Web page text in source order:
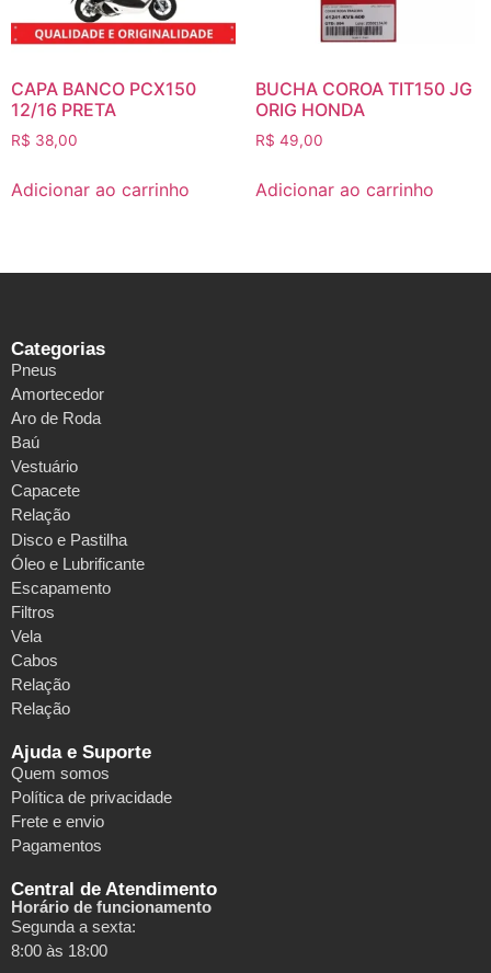
CAPA BANCO PCX150
12/16 PRETA
R$ 38,00
Adicionar ao carrinho
BUCHA COROA TIT150 JG
ORIG HONDA
R$ 49,00
Adicionar ao carrinho
Categorias
Pneus
Amortecedor
Aro de Roda
Baú
Vestuário
Capacete
Relação
Disco e Pastilha
Óleo e Lubrificante
Escapamento
Filtros
Vela
Cabos
Relação
Relação
Ajuda e Suporte
Quem somos
Política de privacidade
Frete e envio
Pagamentos
Central de Atendimento
Horário de funcionamento
Segunda a sexta:
8:00 às 18:00